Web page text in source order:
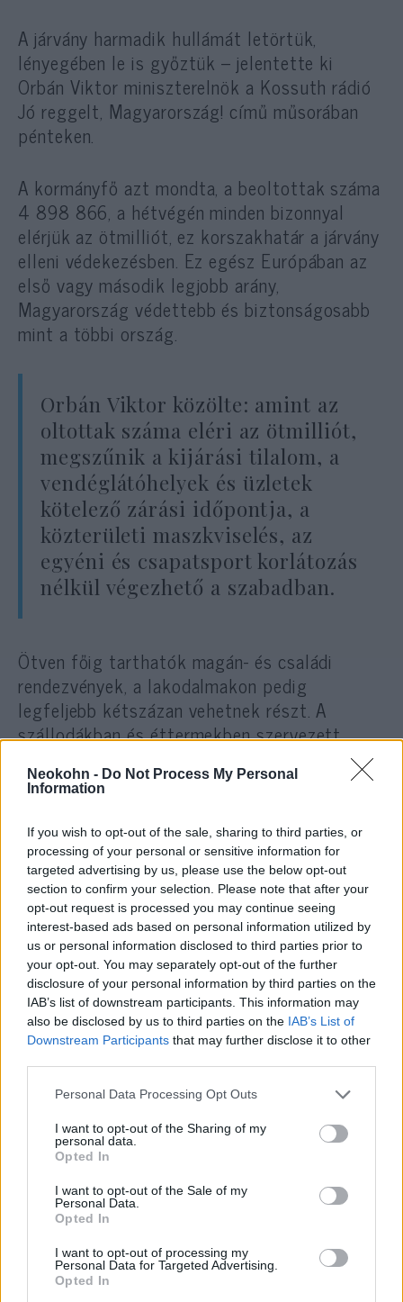
Neokohn - Do Not Process My Personal
Information
If you wish to opt-out of the sale, sharing to third parties, or
processing of your personal or sensitive information for
targeted advertising by us, please use the below opt-out
section to confirm your selection. Please note that after your
opt-out request is processed you may continue seeing
interest-based ads based on personal information utilized by
us or personal information disclosed to third parties prior to
your opt-out. You may separately opt-out of the further
disclosure of your personal information by third parties on the
IAB’s list of downstream participants. This information may
also be disclosed by us to third parties on the IAB’s List of
Downstream Participants that may further disclose it to other
Please note that this website/app uses one or more Google
not limited to your visit or usage behaviour. You may click to
grant or deny consent to Google and its third-party tags to
use your data for below specified purposes in below Google
consent section.
Personal Data Processing Opt Outs
I want to opt-out of the Sharing of my
personal data.
Opted In
I want to opt-out of the Sale of my
Personal Data.
Opted In
I want to opt-out of processing my
Personal Data for Targeted Advertising.
Opted In
A járvány harmadik hullámát letörtük,
lényegében le is győztük – jelentette ki
Orbán Viktor miniszterelnök a Kossuth rádió
Jó reggelt, Magyarország! című műsorában
pénteken.
A kormányfő azt mondta, a beoltottak száma
4 898 866, a hétvégén minden bizonnyal
elérjük az ötmilliót, ez korszakhatár a járvány
elleni védekezésben. Ez egész Európában az
első vagy második legjobb arány,
Magyarország védettebb és biztonságosabb
mint a többi ország.
Orbán Viktor közölte: amint az
oltottak száma eléri az ötmilliót,
megszűnik a kijárási tilalom, a
vendéglátóhelyek és üzletek
kötelező zárási időpontja, a
közterületi maszkviselés, az
egyéni és csapatsport korlátozás
nélkül végezhető a szabadban.
Ötven főig tarthatók magán- és családi
rendezvények, a lakodalmakon pedig
legfeljebb kétszázan vehetnek részt. A
szállodákban és éttermekben szervezett
gondoskodni a résztvevők elkülönítéséről.
Megtarthatók a szabadtéri
rendezvények – beleértve a
gyűléseket is – ötszáz
résztvevőig.
A zenés, táncos rendezvényeket csak
védettségi igazolvánnyal rendelkezők
látogathatják. Zárt térben szervezett
éves korosztály tagjai saját jogon is
mehetnek, amennyiben be vannak oltva –
ismertette a kormányfő.
elleni tabletta